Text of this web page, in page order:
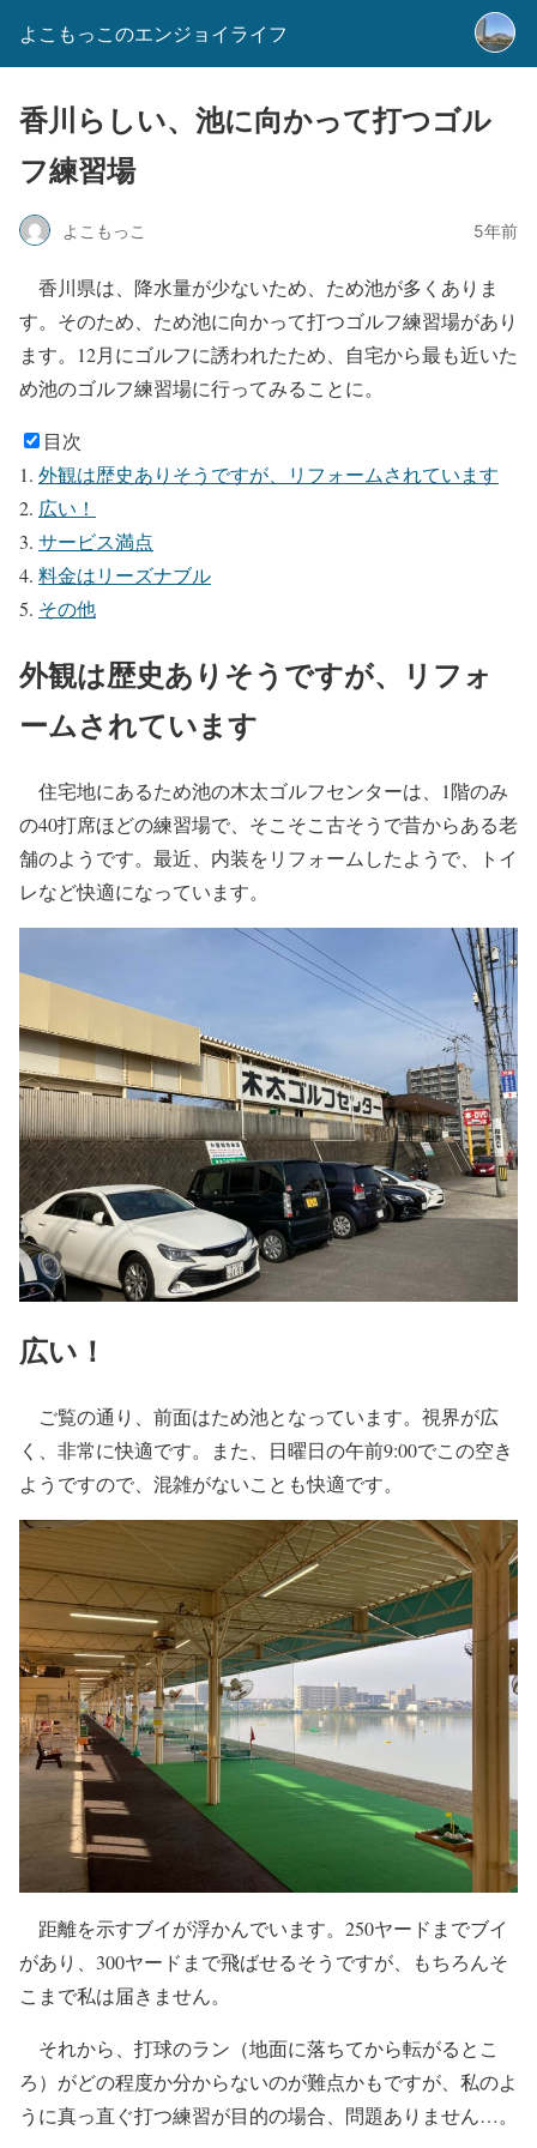
よこもっこのエンジョイライフ
香川らしい、池に向かって打つゴル
フ練習場
よこもっこ 5年前
香川県は、降水量が少ないため、ため池が多くありま
す。そのため、ため池に向かって打つゴルフ練習場があり
ます。12月にゴルフに誘われたため、自宅から最も近いた
め池のゴルフ練習場に行ってみることに。
目次
外観は歴史ありそうですが、リフォームされています
広い！
サービス満点
料金はリーズナブル
その他
外観は歴史ありそうですが、リフォ
ームされています
住宅地にあるため池の木太ゴルフセンターは、1階のみ
の40打席ほどの練習場で、そこそこ古そうで昔からある老
舗のようです。最近、内装をリフォームしたようで、トイ
レなど快適になっています。
広い！
ご覧の通り、前面はため池となっています。視界が広
く、非常に快適です。また、日曜日の午前9:00でこの空き
ようですので、混雑がないことも快適です。
距離を示すブイが浮かんでいます。250ヤードまでブイ
があり、300ヤードまで飛ばせるそうですが、もちろんそ
こまで私は届きません。
それから、打球のラン（地面に落ちてから転がるとこ
ろ）がどの程度か分からないのが難点かもですが、私のよ
うに真っ直ぐ打つ練習が目的の場合、問題ありません…。